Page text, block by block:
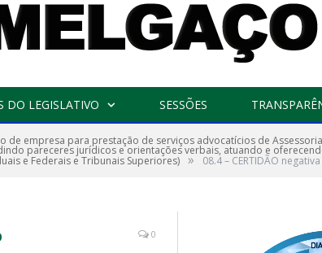
DO LEGISLATIVO SESSÕES
de empresa para prestação de serviços advocatícios de
pareceres jurídicos e orientações verbais, atuando e
e Federais e Tribunais Superiores) » 08.4 – CERTIDÃO
0